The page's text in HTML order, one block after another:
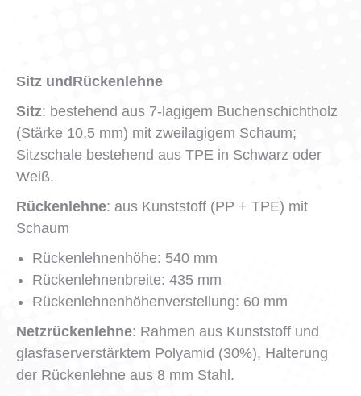
Sitz undRückenlehne
Sitz: bestehend aus 7-lagigem Buchenschichtholz
(Stärke 10,5 mm) mit zweilagigem Schaum;
Sitzschale bestehend aus TPE in Schwarz oder
Weiß.
Rückenlehne: aus Kunststoff (PP + TPE) mit
Schaum
Rückenlehnenhöhe: 540 mm
Rückenlehnenbreite: 435 mm
Rückenlehnenhöhenverstellung: 60 mm
Netzrückenlehne: Rahmen aus Kunststoff und
glasfaserverstärktem Polyamid (30%), Halterung
der Rückenlehne aus 8 mm Stahl.